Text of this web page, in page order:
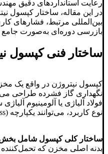
رعایت استانداردهای دقیق
در این مقاله، ساختار کپسول
بین‌المللی مرتبط، فشارهای
بازرسی دوره‌ای به‌صورت
ساختار فنی کپسول
کپسول نیتروژن در واقع یک
نگهداری گاز فشرده طراحی
فولاد آلیاژی یا آلومینیوم
نوع کاربرد، می‌توانند یکپارچه (Seamless) یا کامپوزیتی باشند.
ساختار کلی کپسول شامل
بدنه اصلی مخزن که